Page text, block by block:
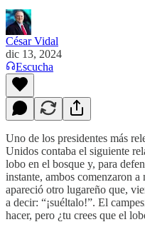
César Vidal
dic 13, 2024
Escucha
Uno de los presidentes más
Unidos contaba el siguiente
lobo en el bosque y, para
instante, ambos comenzaron
apareció otro lugareño que,
a decir: “¡suéltalo!”. El
hacer, pero ¿tu crees que el